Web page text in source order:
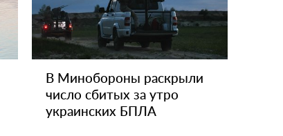
В Минобороны раскрыли
число сбитых за утро
украинских БПЛА